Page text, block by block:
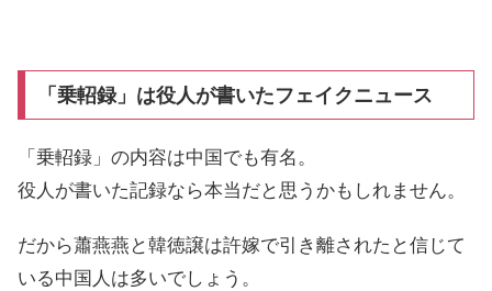
「乗軺録」は役人が書いたフェイクニュース
「乗軺録」の内容は中国でも有名。
役人が書いた記録なら本当だと思うかもしれません。
だから蕭燕燕と韓徳譲は許嫁で引き離されたと信じて
いる中国人は多いでしょう。